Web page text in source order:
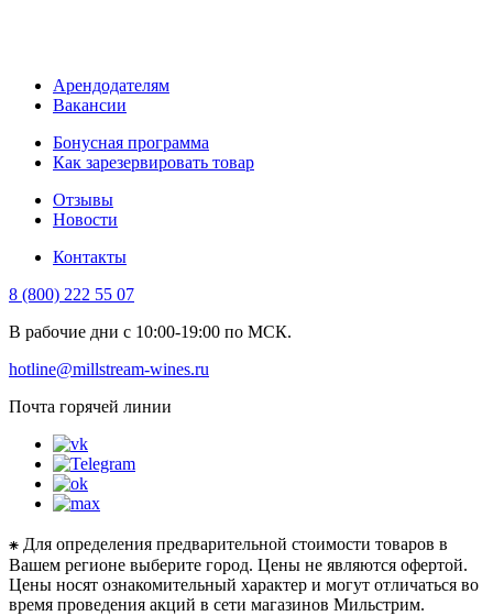
Арендодателям
Вакансии
Бонусная программа
Как зарезервировать товар
Отзывы
Новости
Контакты
8 (800) 222 55 07
В рабочие дни с 10:00-19:00 по МСК.
hotline@millstream-wines.ru
Почта горячей линии
⁕ Для определения предварительной стоимости товаров в
Вашем регионе выберите город. Цены не являются офертой.
Цены носят ознакомительный характер и могут отличаться во
время проведения акций в сети магазинов Мильстрим.